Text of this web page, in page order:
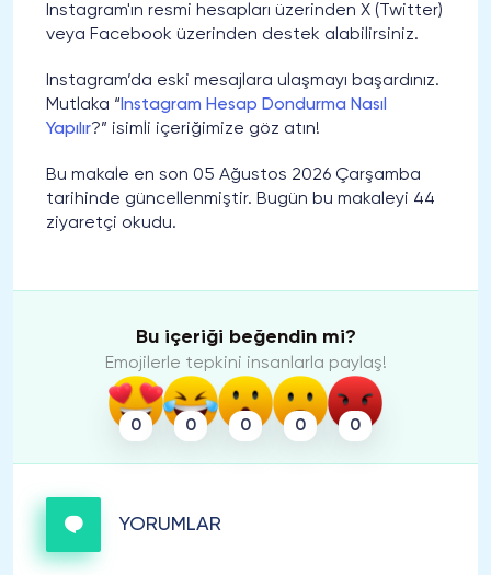
Instagram'ın resmi hesapları üzerinden X (Twitter)
veya Facebook üzerinden destek alabilirsiniz.
Instagram’da eski mesajlara ulaşmayı başardınız.
Mutlaka “ Instagram Hesap Dondurma Nasıl
Yapılır?” isimli içeriğimize göz atın!
Bu makale en son 05 Ağustos 2026 Çarşamba
tarihinde güncellenmiştir. Bugün bu makaleyi 44
ziyaretçi okudu.
Bu içeriği beğendin mi?
Emojilerle tepkini insanlarla paylaş!
0 0 0 0 0
YORUMLAR